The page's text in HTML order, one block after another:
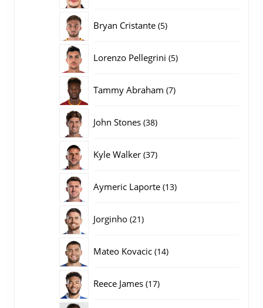
Bryan Cristante 55
Lorenzo Pellegrini 55
Tammy Abraham 77
John Stones 3838
Kyle Walker 3737
Aymeric Laporte 1313
Jorginho 2121
Mateo Kovacic 1414
Reece James 1717